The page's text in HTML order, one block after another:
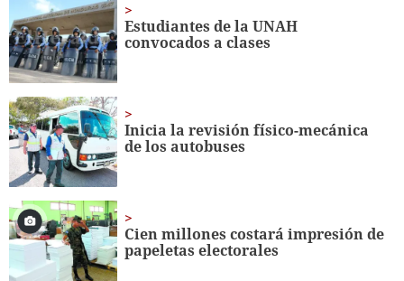
minute,
56
seconds
Estudiantes de la UNAH
convocados a clases
Inicia la revisión físico-mecánica
de los autobuses
Cien millones costará impresión de
papeletas electorales